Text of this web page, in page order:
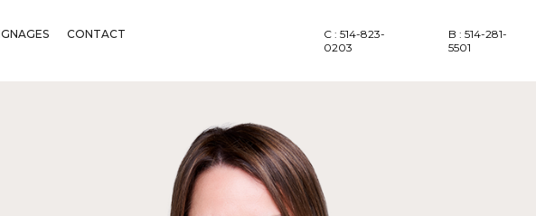
CONTACT
C : 514-823-
0203
B : 514-281-
5501